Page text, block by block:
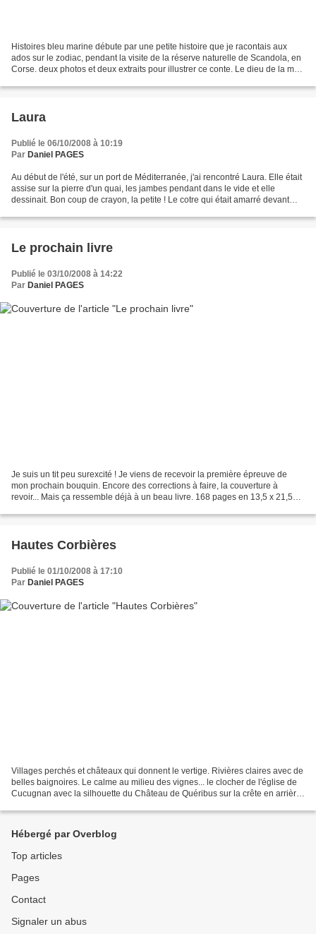
Histoires bleu marine débute par une petite histoire que je racontais aux
ados sur le zodiac, pendant la visite de la réserve naturelle de Scandola, en
Corse. deux photos et deux extraits pour illustrer ce conte. Le dieu de la mer,
Laura
Publié le 06/10/2008 à 10:19
Par Daniel PAGES
Au début de l'été, sur un port de Méditerranée, j'ai rencontré Laura. Elle était
assise sur la pierre d'un quai, les jambes pendant dans le vide et elle
dessinait. Bon coup de crayon, la petite ! Le cotre qui était amarré devant
Le prochain livre
Publié le 03/10/2008 à 14:22
Par Daniel PAGES
Je suis un tit peu surexcité ! Je viens de recevoir la première épreuve de
mon prochain bouquin. Encore des corrections à faire, la couverture à
revoir... Mais ça ressemble déjà à un beau livre. 168 pages en 13,5 x 21,5
Hautes Corbières
Publié le 01/10/2008 à 17:10
Par Daniel PAGES
Villages perchés et châteaux qui donnent le vertige. Rivières claires avec de
belles baignoires. Le calme au milieu des vignes... le clocher de l'église de
Cucugnan avec la silhouette du Château de Quéribus sur la crête en arrière
Hébergé par Overblog
Top articles
Pages
Contact
Signaler un abus